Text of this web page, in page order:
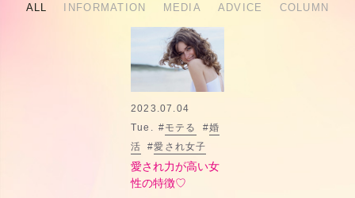
ALL INFORMATION MEDIA ADVICE COLUMN
2023.07.04
Tue.
#モテる #婚
活
#愛され女子
愛され力が高い女
性の特徴♡